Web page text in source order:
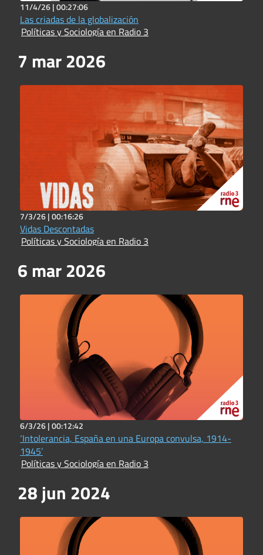
11/4/26 |00:27:06
Las criadas de la globalización
Políticas y Sociología en Radio 3
7 mar 2026
7/3/26 |00:16:26
Vidas Descontadas
Políticas y Sociología en Radio 3
6 mar 2026
6/3/26 |00:12:42
‘Intolerancia, España en una Europa convulsa, 1914-
1945’
Políticas y Sociología en Radio 3
28 jun 2024